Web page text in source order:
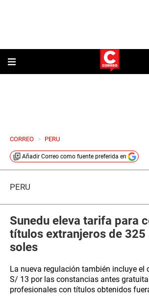
CORREO > PERU
Añadir Correo como fuente preferida en
PERÚ
Sunedu eleva tarifa para
títulos extranjeros de 325
soles
La nueva regulación también incluye el
S/ 13 por las constancias antes
profesionales con títulos obtenidos